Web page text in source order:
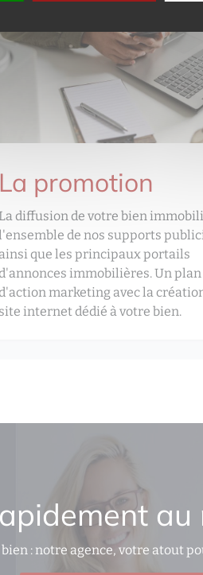
La promotion
La diffusion de votre bien
de nos supports
ainsi que les principaux portails
d'annonces immobilières. Un plan
d'action marketing avec la
site internet dédié à votre bien.
au
: notre agence, votre atout